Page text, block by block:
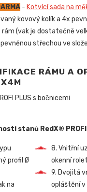
- Kotvící sada na
kovový kolík a 4x
rám (vak je dostatečně
střechou ve
RÁMU A
stanů RedX® PROFI
profil Ø
na
8. Vnitřní
okenní
9. Dvojitá
opláštění